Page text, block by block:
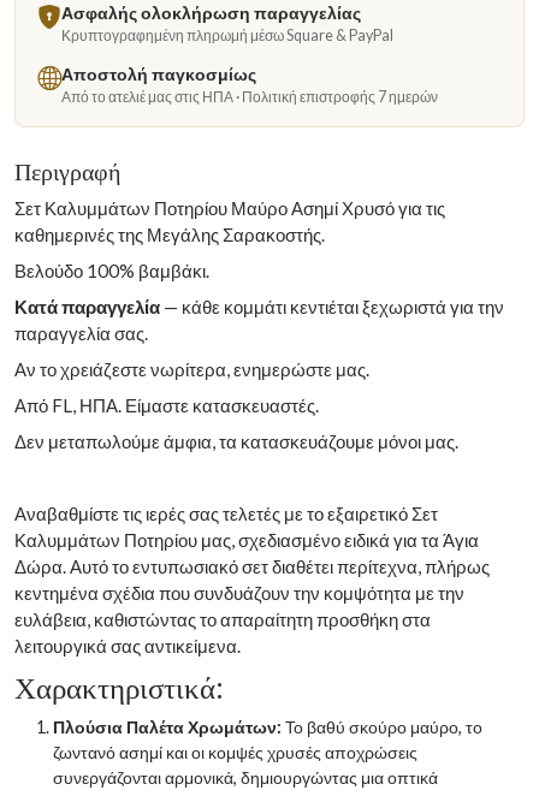
Ασφαλής ολοκλήρωση παραγγελίας
Κρυπτογραφημένη πληρωμή μέσω Square & PayPal
Αποστολή παγκοσμίως
Από το ατελιέ μας στις ΗΠΑ · Πολιτική επιστροφής 7 ημερών
Περιγραφή
Σετ Καλυμμάτων Ποτηρίου Μαύρο Ασημί Χρυσό για τις
καθημερινές της Μεγάλης Σαρακοστής.
Βελούδο 100% βαμβάκι.
Κατά παραγγελία — κάθε κομμάτι κεντιέται ξεχωριστά για την
παραγγελία σας.
Αν το χρειάζεστε νωρίτερα, ενημερώστε μας.
Από FL, ΗΠΑ. Είμαστε κατασκευαστές.
Δεν μεταπωλούμε άμφια, τα κατασκευάζουμε μόνοι μας.
Αναβαθμίστε τις ιερές σας τελετές με το εξαιρετικό Σετ
Καλυμμάτων Ποτηρίου μας, σχεδιασμένο ειδικά για τα Άγια
Δώρα. Αυτό το εντυπωσιακό σετ διαθέτει περίτεχνα, πλήρως
κεντημένα σχέδια που συνδυάζουν την κομψότητα με την
ευλάβεια, καθιστώντας το απαραίτητη προσθήκη στα
λειτουργικά σας αντικείμενα.
Χαρακτηριστικά:
Πλούσια Παλέτα Χρωμάτων: Το βαθύ σκούρο μαύρο, το
ζωντανό ασημί και οι κομψές χρυσές αποχρώσεις
συνεργάζονται αρμονικά, δημιουργώντας μια οπτικά